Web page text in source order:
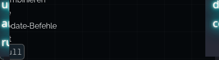
Sie
Update‑Befehle
mit
pull
update-
and-
run.sh